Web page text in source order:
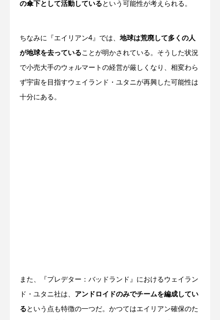
の傘下として活動している という可能性が考えられる。
ちなみに『エイリアン4』では、 地球は荒廃して多くの人
が地球を去っていることが明かされている。そうした状況
で小売大手のウォルマートの経営が厳しくなり、相変わら
ず宇宙を目指すウェイランド・ユタニが再興した可能性は
十分にある。
また、『プレデター：バッドランド』におけるウェイラン
ド・ユタニ社は、 アンドロイドのみでチームを編成してい
る という点も特徴の一つだ。かつてはエイリアン確保のた